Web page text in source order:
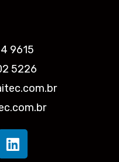
9615
5226
L
i